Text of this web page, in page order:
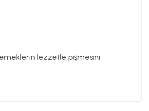
lezzetle pişmesini